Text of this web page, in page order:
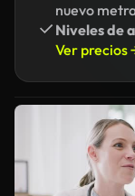
nuevo
Niveles de
Ver precios